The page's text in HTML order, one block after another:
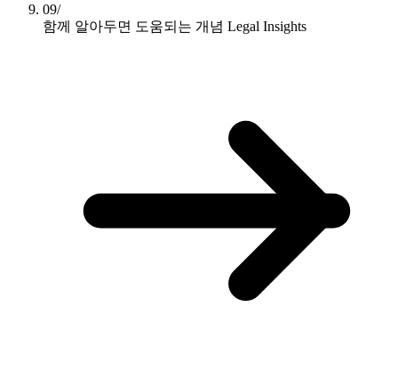
09/
함께 알아두면 도움되는 개념 Legal Insights